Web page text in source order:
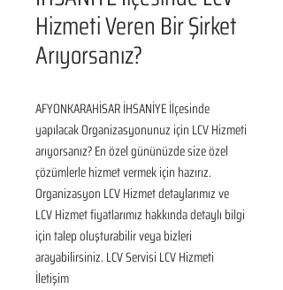
Hizmeti Veren Bir Şirket
Arıyorsanız?
AFYONKARAHİSAR İHSANİYE İlçesinde
yapılacak Organizasyonunuz için LCV Hizmeti
arıyorsanız? En özel gününüzde size özel
çözümlerle hizmet vermek için hazırız.
Organizasyon LCV Hizmet detaylarımız ve
LCV Hizmet fiyatlarımız hakkında detaylı bilgi
için talep oluşturabilir veya bizleri
arayabilirsiniz. LCV Servisi LCV Hizmeti
İletişim